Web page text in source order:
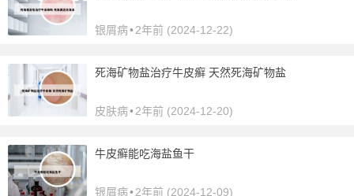
银屑病•2年前 (2024-12-22)
死海矿物盐治疗牛皮癣 天然死海矿物盐
皮肤病•2年前 (2024-12-20)
牛皮癣能吃海盐鱼干
银屑病•2年前 (2024-12-09)